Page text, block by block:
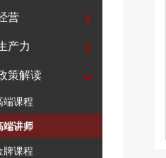
营
产力
策解读
端课程
端讲师
牌课程